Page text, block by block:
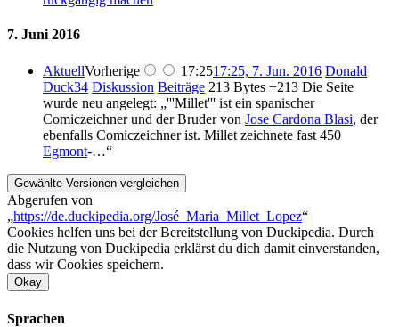
7. Juni 2016
AktuellVorherige 17:2517:25, 7. Jun. 2016 Donald
Duck34 Diskussion Beiträge 213 Bytes +213 Die Seite
wurde neu angelegt: „'''Millet''' ist ein spanischer
Comiczeichner und der Bruder von Jose Cardona Blasi, der
ebenfalls Comiczeichner ist. Millet zeichnete fast 450
Egmont-…“
Abgerufen von
„https://de.duckipedia.org/José_Maria_Millet_Lopez“
Cookies helfen uns bei der Bereitstellung von Duckipedia. Durch
die Nutzung von Duckipedia erklärst du dich damit einverstanden,
dass wir Cookies speichern.
Okay
Sprachen